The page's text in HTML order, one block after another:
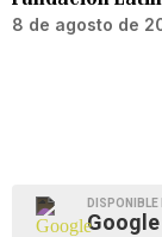
8 de agosto de
DISPONIBLE